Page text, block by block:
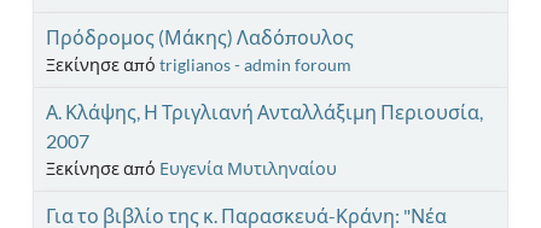
Πρόδρομος (Μάκης) Λαδόπουλος
Ξεκίνησε από triglianos - admin foroum
Α. Κλάψης, Η Τριγλιανή Ανταλλάξιμη Περιουσία,
2007
Ξεκίνησε από Ευγενία Μυτιληναίου
Για το βιβλίο της κ. Παρασκευά-Κράνη: "Νέα